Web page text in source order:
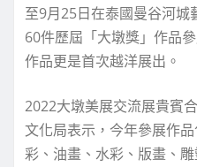
至9月25日在泰國曼谷河
60件歷屆「大墩獎」作品
作品更是首次越洋展出。
2022大墩美展交流展貴賓
文化局表示，今年參展作
彩、油畫、水彩、版畫、